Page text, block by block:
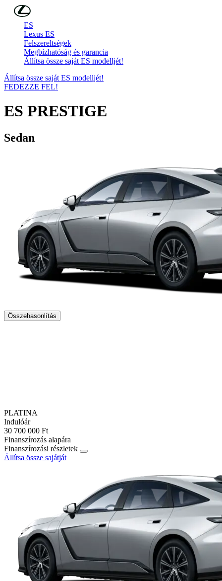
Skip to Main Content
ES
Lexus ES
Felszereltségek
Megbízhatóság és garancia
Állítsa össze saját ES modelljét!
Állítsa össze saját ES modelljét!
FEDEZZE FEL!
ES PRESTIGE
Sedan
Összehasonlítás
PLATINA
Indulóár
30 700 000 Ft
Finanszírozás alapára
Finanszírozási részletek
Állítsa össze sajátját